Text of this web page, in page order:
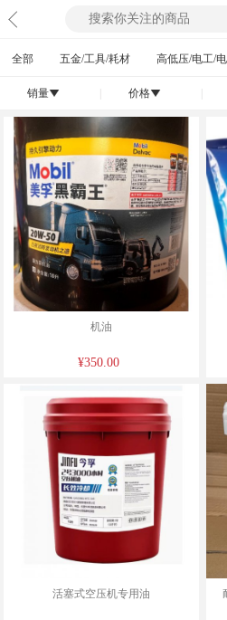
全部 五金/工具/耗材 高低压/电工/
销量󰄢 价格󰄢
机油
¥350.00
活塞式空压机专用油